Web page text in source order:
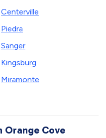
Centerville
Piedra
Sanger
Kingsburg
Miramonte
Orange Cove